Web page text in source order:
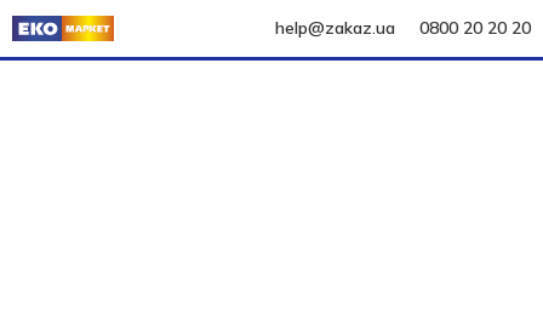
help@zakaz.ua 0800 20 20 20